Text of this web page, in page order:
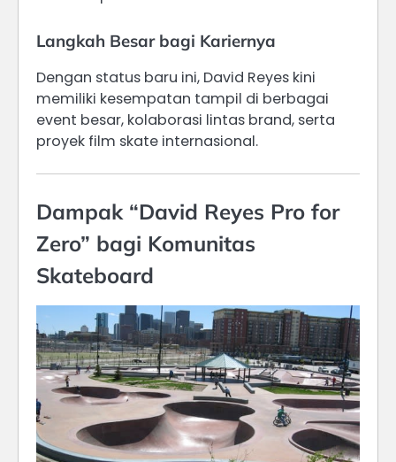
Langkah Besar bagi Kariernya
Dengan status baru ini, David Reyes kini
memiliki kesempatan tampil di berbagai
event besar, kolaborasi lintas brand, serta
proyek film skate internasional.
Dampak “David Reyes Pro for
Zero” bagi Komunitas
Skateboard